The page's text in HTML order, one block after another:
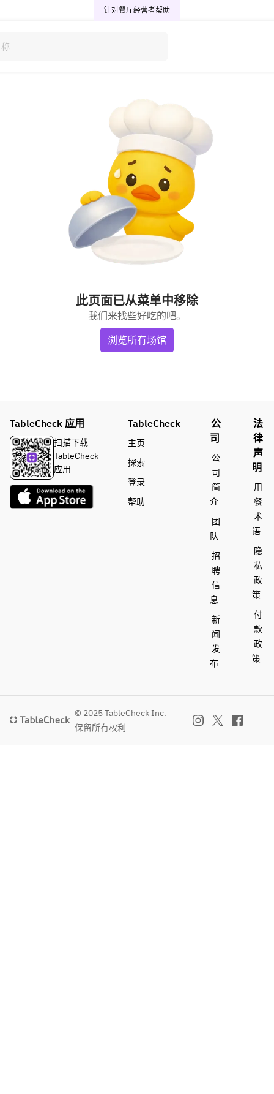
针对餐厅经营者帮助
此页面已从菜单中移除
我们来找些好吃的吧。
浏览所有场馆
TableCheck 应用
扫描下载
TableCheck
应用
TableCheck
主页
探索
登录
帮助
公
司
公
司
简
介
团
队
招
聘
信
息
新
闻
发
布
法
律
声
明
用
餐
术
语
隐
私
政
策
付
款
政
策
© 2025 TableCheck Inc.
保留所有权利